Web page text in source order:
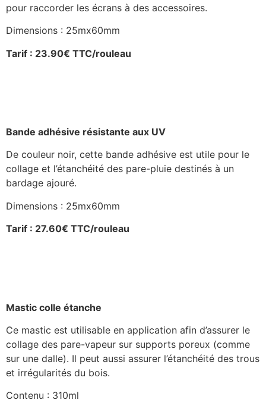
pour raccorder les écrans à des accessoires.
Dimensions : 25mx60mm
Tarif : 23.90€ TTC/rouleau
Bande adhésive résistante aux UV
De couleur noir, cette bande adhésive est utile pour le
collage et l’étanchéité des pare-pluie destinés à un
bardage ajouré.
Dimensions : 25mx60mm
Tarif : 27.60€ TTC/rouleau
Mastic colle étanche
Ce mastic est utilisable en application afin d’assurer le
collage des pare-vapeur sur supports poreux (comme
sur une dalle). Il peut aussi assurer l’étanchéité des trous
et irrégularités du bois.
Contenu : 310ml